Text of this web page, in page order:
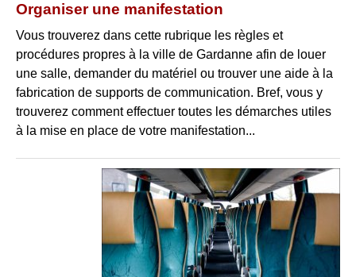
Organiser une manifestation
Vous trouverez dans cette rubrique les règles et
procédures propres à la ville de Gardanne afin de louer
une salle, demander du matériel ou trouver une aide à la
fabrication de supports de communication. Bref, vous y
trouverez comment effectuer toutes les démarches utiles
à la mise en place de votre manifestation...